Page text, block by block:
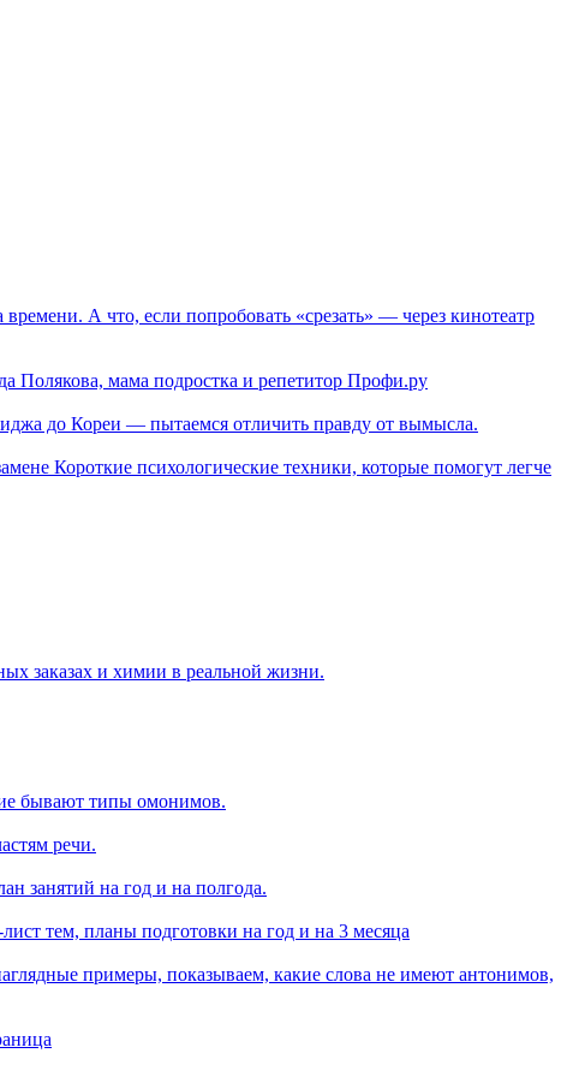
А что, если попробовать «срезать» — через кинотеатр
Полякова, мама подростка и репетитор Профи.ру
до Кореи — пытаемся отличить правду от вымысла.
Короткие психологические техники, которые помогут легче
заказах и химии в реальной жизни.
бывают типы омонимов.
речи.
занятий на год и на полгода.
тем, планы подготовки на год и на 3 месяца
примеры, показываем, какие слова не имеют антонимов,